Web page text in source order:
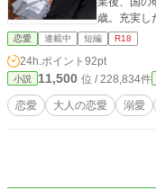
歳。充実し
ていた。高
冷めた恋愛
たのは、職
試験ゲーム
. ※HP/
紙にAIを利
恋愛 連載中 短編 R18
24h.ポイント 92pt
小説 11,500 位 / 228,834件
恋愛 大人の恋愛 溺愛